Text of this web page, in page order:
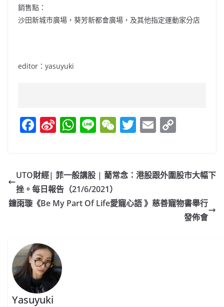
銷售點：
沙田新城市廣場，葵芳新都會廣場，及其他指定運動家分店
editor：yasuyuki
F
a
e
b
o
Si
n
W
ei
b
W
h
s
A
p
Li
n
W
e
h
T
w
er
E
m
l y
n
k
UTO財經| 菲一般講股 | 藺常念：港股跟外圍股市大幅下
挫。每日報告（21/6/2021）
鐘雨璇《Be My Part Of Life愛寵心語 》慈善寵物書舉行
發佈會
Yasuyuki